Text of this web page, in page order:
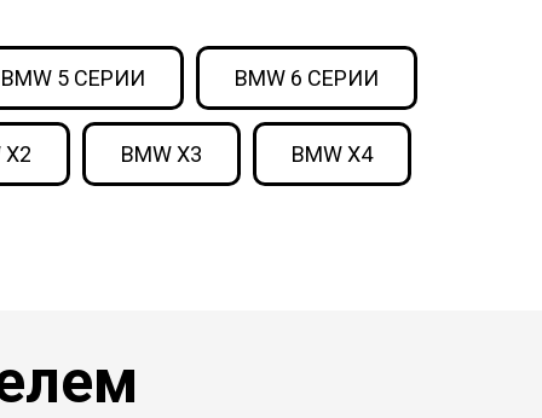
BMW 5 СЕРИИ BMW 6 СЕРИИ
X2 BMW X3 BMW X4